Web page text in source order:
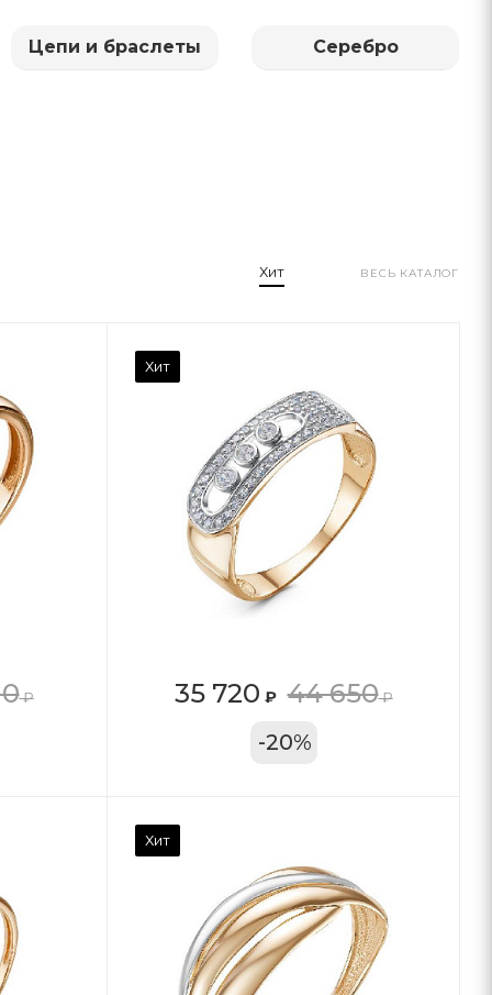
Цепи и браслеты Серебро
Хит ВЕСЬ КАТАЛОГ
₽
Хит
35 720 ₽ 44 650₽
-20%
Хит